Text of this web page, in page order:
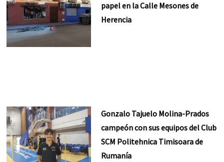
papel en la Calle Mesones de
Herencia
Gonzalo Tajuelo Molina-Prados
campeón con sus equipos del Club
SCM Politehnica Timisoara de
Rumanía